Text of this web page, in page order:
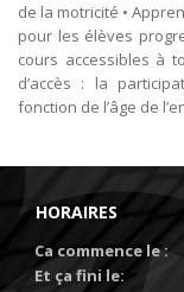
de la motricité •
pour les élèves
cours accessibles à
d’accès : la
fonction de l’âge de
HORAIRES
Ca commence le :
Et ça fini le: